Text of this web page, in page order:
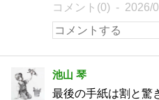
コメント(0) 2026/
池山 琴
最後の手紙は割と驚